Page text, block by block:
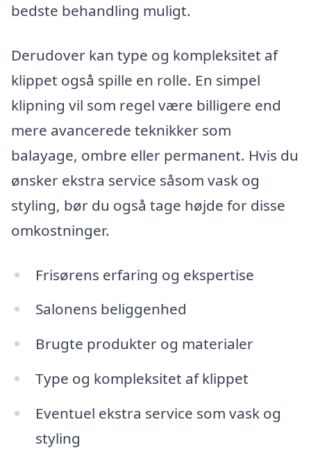
bedste behandling muligt.
Derudover kan type og kompleksitet af
klippet også spille en rolle. En simpel
klipning vil som regel være billigere end
mere avancerede teknikker som
balayage, ombre eller permanent. Hvis du
ønsker ekstra service såsom vask og
styling, bør du også tage højde for disse
omkostninger.
Frisørens erfaring og ekspertise
Salonens beliggenhed
Brugte produkter og materialer
Type og kompleksitet af klippet
Eventuel ekstra service som vask og
styling